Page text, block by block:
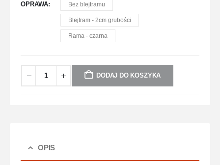
OPRAWA Bez blejtramu
Blejtram - 2cm grubości
Rama - czarna
DODAJ DO KOSZYKA
OPIS